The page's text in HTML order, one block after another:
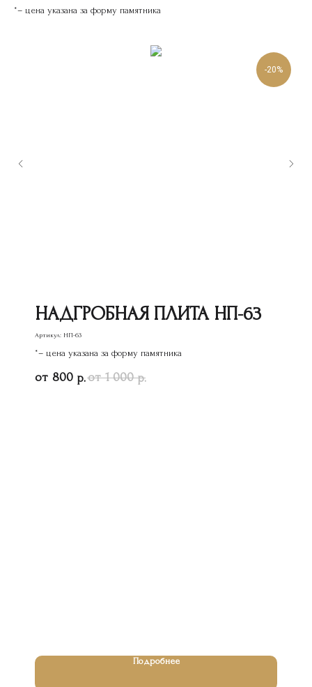
*– цена указана за форму памятника
-20%
НАДГРОБНАЯ ПЛИТА НП-63
Артикул: НП-63
*– цена указана за форму памятника
800 р. 1 000 р.
Подробнее